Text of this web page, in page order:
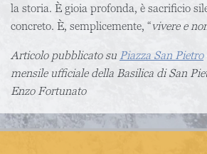
la storia. È gioia profonda, è sacrificio
concreto. È, semplicemente, “vivere e
Articolo pubblicato su Piazza San Pietro
mensile ufficiale della Basilica di San
Enzo Fortunato